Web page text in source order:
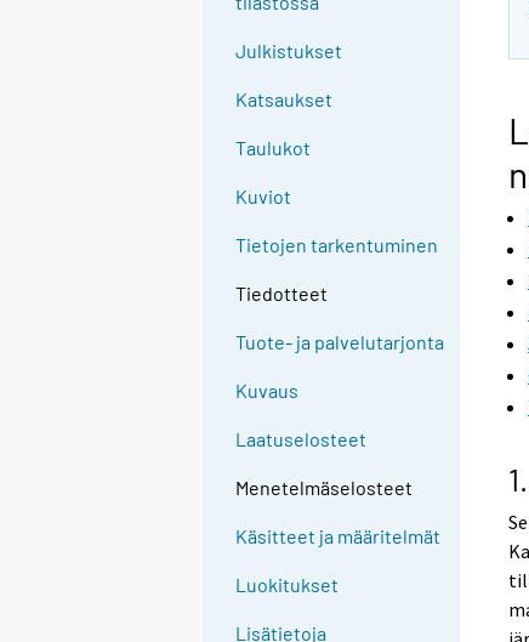
Julkistukset
Katsaukset
Taulukot
Kuviot
Tietojen tarkentuminen
Tiedotteet
Tuote- ja palvelutarjonta
Kuvaus
Laatuselosteet
Menetelmäselosteet
Käsitteet ja määritelmät
Luokitukset
Lisätietoja